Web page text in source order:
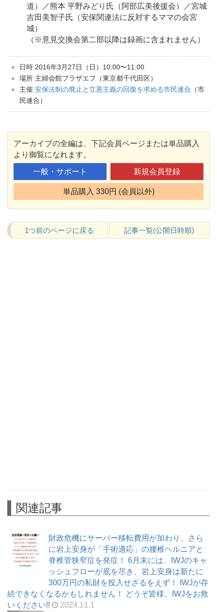
道）／熊本 平野みどり氏（阿部広美後援会）／宮城
吉田美智子氏（安保関連法に反対するママの会宮
城）
（※意見交換会第二部以降は録画に含まれません）
日時 2016年3月27日（日）10:00〜11:00
場所 主婦会館プラザエフ（東京都千代田区）
主催 安保法制の廃止と立憲主義の回復を求める市民連合 （市
民連合）
アーカイブの全編は、下記会員ページまたは単品購入
より御覧になれます。
一般・サポート 新規会員登録
単品購入 330円 (会員以外)
1つ前のページに戻る 記事一覧(公開日時順)
関連記事
財政危機にサーバー移転費用が加わり、さら
に岩上安身が「手術適応」の腰椎ヘルニアと
脊椎管狭窄症を発症！ 6月末には、IWJのキャ
ッシュフローが底を尽き、岩上安身は新たに
300万円の私財を投入せざるをえず！ IWJが存
続できなくなるかもしれません！ どうぞ皆様、IWJをお救
いください!!
2024.11.1